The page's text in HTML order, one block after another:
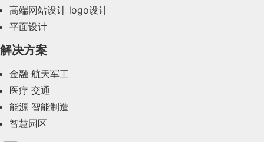
2023年8月(88)
2023年7月(62)
2023年6月(58)
2023年5月(28)
2023年4月(47)
高端网站设计 logo设计
平面设计
解决方案
金融 航天军工
医疗 交通
能源 智能制造
智慧园区